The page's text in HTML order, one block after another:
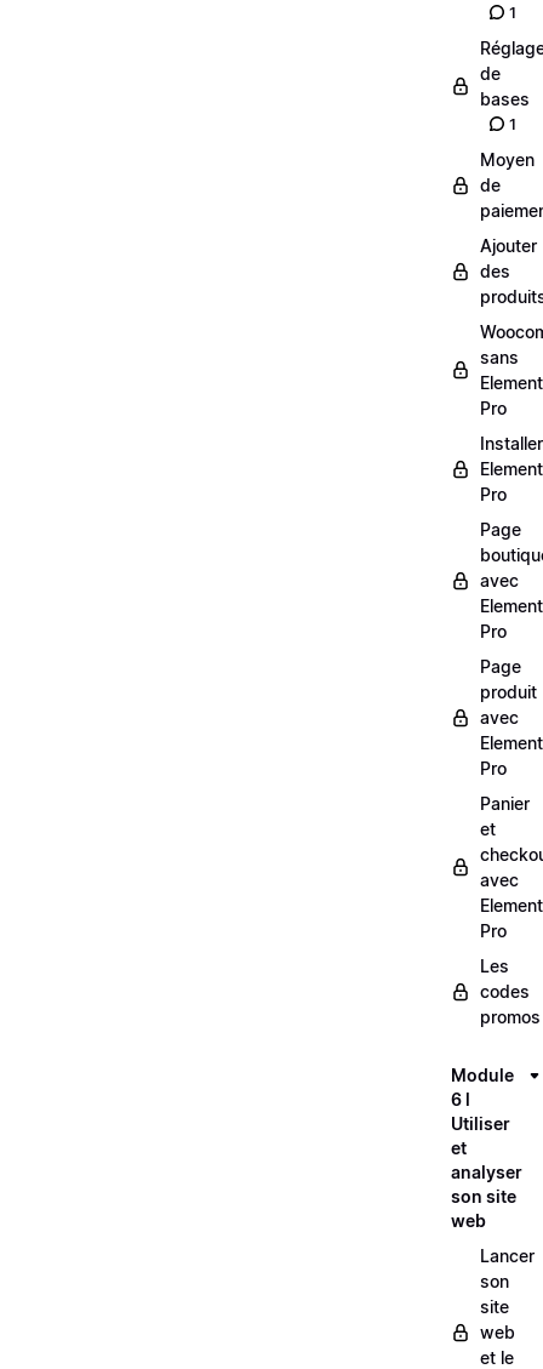
1
de
bases
1
Moyen
de
Ajouter
des
sans
Pro
Installer
Pro
Page
avec
Pro
Page
produit
avec
Pro
Panier
et
avec
Pro
Les
codes
promos
Module
6 l
Utiliser
et
analyser
son site
web
Lancer
son
site
web
et le